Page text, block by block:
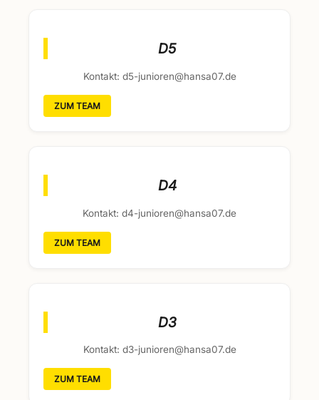
D5
Kontakt: d5-junioren@hansa07.de
ZUM TEAM
D4
Kontakt: d4-junioren@hansa07.de
ZUM TEAM
D3
Kontakt: d3-junioren@hansa07.de
ZUM TEAM